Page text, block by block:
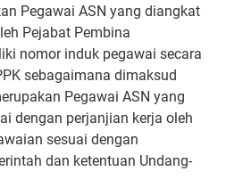
Pegawai ASN yang diangkat
Pejabat Pembina
nomor induk pegawai secara
sebagaimana dimaksud
Pegawai ASN yang
dengan perjanjian kerja oleh
sesuai dengan
dan ketentuan Undang-